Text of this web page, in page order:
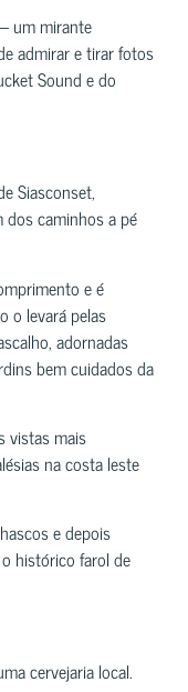
um mirante
admirar e tirar fotos
Sound e do
Siasconset,
dos caminhos a pé
e é
o levará pelas
adornadas
bem cuidados da
vistas mais
na costa leste
e depois
histórico farol de
cervejaria local.